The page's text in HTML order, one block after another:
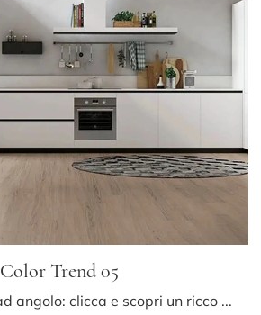
Color Trend 05
Cucine Moderne ad angolo: clicca e scopri un ricco catalogo di soluzioni della firma Stosa, tra cui il modello Color Trend 05.